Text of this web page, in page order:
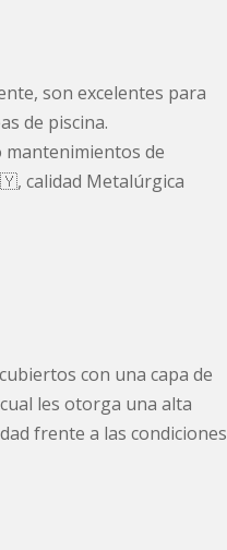
son excelentes para
de piscina.
mantenimientos de
calidad Metalúrgica
con una capa de
les otorga una alta
frente a las condiciones